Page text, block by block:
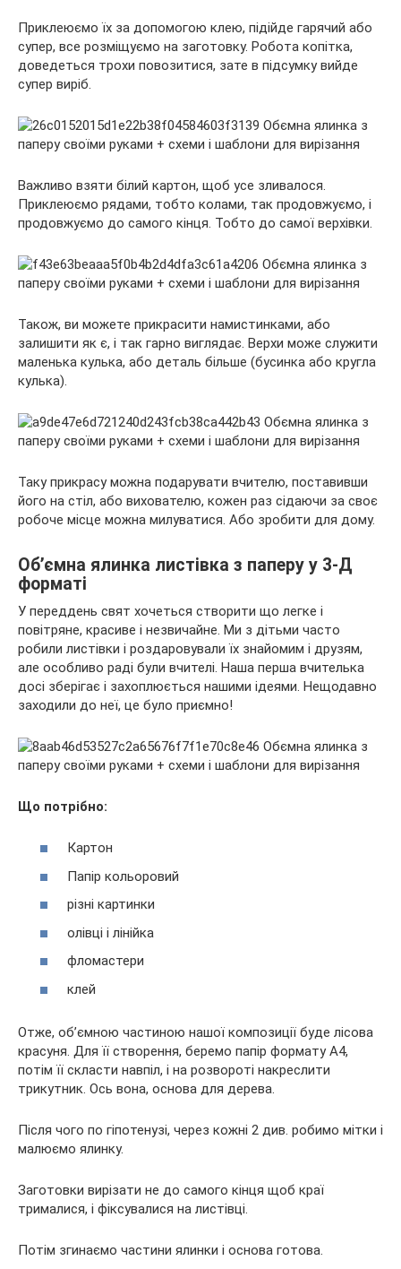
Приклеюємо їх за допомогою клею, підійде гарячий або
супер, все розміщуємо на заготовку. Робота копітка,
доведеться трохи повозитися, зате в підсумку вийде
супер виріб.
Важливо взяти білий картон, щоб усе зливалося.
Приклеюємо рядами, тобто колами, так продовжуємо, і
продовжуємо до самого кінця. Тобто до самої верхівки.
Також, ви можете прикрасити намистинками, або
залишити як є, і так гарно виглядає. Верхи може служити
маленька кулька, або деталь більше (бусинка або кругла
кулька).
Таку прикрасу можна подарувати вчителю, поставивши
його на стіл, або вихователю, кожен раз сідаючи за своє
робоче місце можна милуватися. Або зробити для дому.
Об’ємна ялинка листівка з паперу у 3-Д
форматі
У переддень свят хочеться створити що легке і
повітряне, красиве і незвичайне. Ми з дітьми часто
робили листівки і роздаровували їх знайомим і друзям,
але особливо раді були вчителі. Наша перша вчителька
досі зберігає і захоплюється нашими ідеями. Нещодавно
заходили до неї, це було приємно!
Що потрібно:
Картон
Папір кольоровий
різні картинки
олівці і лінійка
фломастери
клей
Отже, об’ємною частиною нашої композиції буде лісова
красуня. Для її створення, беремо папір формату А4,
потім її скласти навпіл, і на розвороті накреслити
трикутник. Ось вона, основа для дерева.
Після чого по гіпотенузі, через кожні 2 див. робимо мітки і
малюємо ялинку.
Заготовки вирізати не до самого кінця щоб краї
трималися, і фіксувалися на листівці.
Потім згинаємо частини ялинки і основа готова.